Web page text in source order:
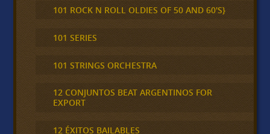
101 ROCK N ROLL OLDIES OF 50 AND 60'S}
101 SERIES
101 STRINGS ORCHESTRA
12 CONJUNTOS BEAT ARGENTINOS FOR
EXPORT
12 ÉXITOS BAILABLES